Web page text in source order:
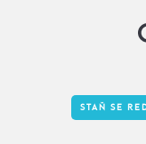
STAŇ SE